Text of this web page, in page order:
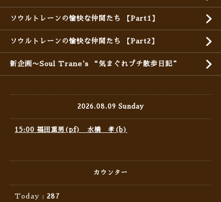
ソウルトレーンの愉快な仲間たち 【Part1】
ソウルトレーンの愉快な仲間たち 【Part2】
新企画〜Soul Trane's “気まぐれプチ散歩日記”
2026.08.09 Sunday
15:00 福田重男(pf) 水橋 孝(b)
カウンター
Today : 287